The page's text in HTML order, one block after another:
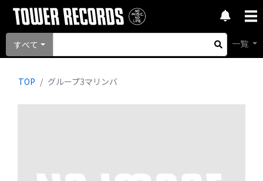
すべて 一覧
TOP グループ3マリンバ